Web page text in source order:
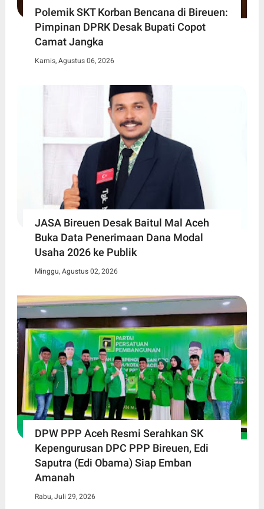
Polemik SKT Korban Bencana di Bireuen:
Pimpinan DPRK Desak Bupati Copot
Camat Jangka
Kamis, Agustus 06, 2026
JASA Bireuen Desak Baitul Mal Aceh
Buka Data Penerimaan Dana Modal
Usaha 2026 ke Publik
Minggu, Agustus 02, 2026
DPW PPP Aceh Resmi Serahkan SK
Kepengurusan DPC PPP Bireuen, Edi
Saputra (Edi Obama) Siap Emban
Amanah
Rabu, Juli 29, 2026